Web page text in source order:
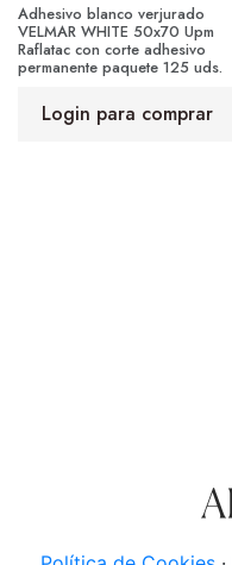
Adhesivo blanco verjurado
VELMAR WHITE 50x70 Upm
Raflatac con corte adhesivo
permanente paquete 125 uds.
Login para comprar